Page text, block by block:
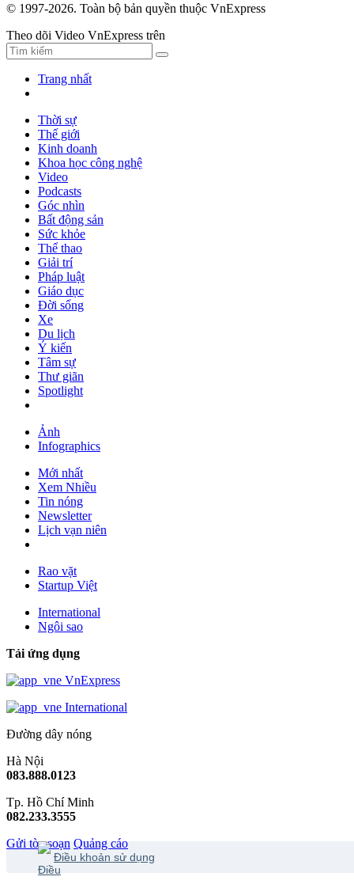
© 1997-2026. Toàn bộ bản quyền thuộc VnExpress
Theo dõi Video VnExpress trên
Trang nhất
Thời sự
Thế giới
Kinh doanh
Khoa học công nghệ
Video
Podcasts
Góc nhìn
Bất động sản
Sức khỏe
Thể thao
Giải trí
Pháp luật
Giáo dục
Đời sống
Xe
Du lịch
Ý kiến
Tâm sự
Thư giãn
Spotlight
Ảnh
Infographics
Mới nhất
Xem Nhiều
Tin nóng
Newsletter
Lịch vạn niên
Rao vặt
Startup Việt
International
Ngôi sao
Tải ứng dụng
VnExpress
International
Đường dây nóng
Hà Nội
083.888.0123
Tp. Hồ Chí Minh
082.233.3555
Gửi tòa soạn Quảng cáo
Điều khoản sử dụng